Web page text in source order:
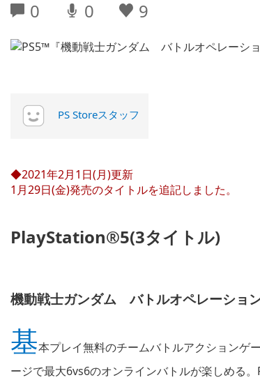
0 0 9
PS Storeスタッフ
◆2021年2月1日(月)更新
1月29日(金)発売のタイトルを追記しました。
PlayStation®5(3タイトル)
機動戦士ガンダム バトルオペレーショ
基本プレイ無料のチームバトルアクションゲ
ージで最大6vs6のオンラインバトルが楽しめる